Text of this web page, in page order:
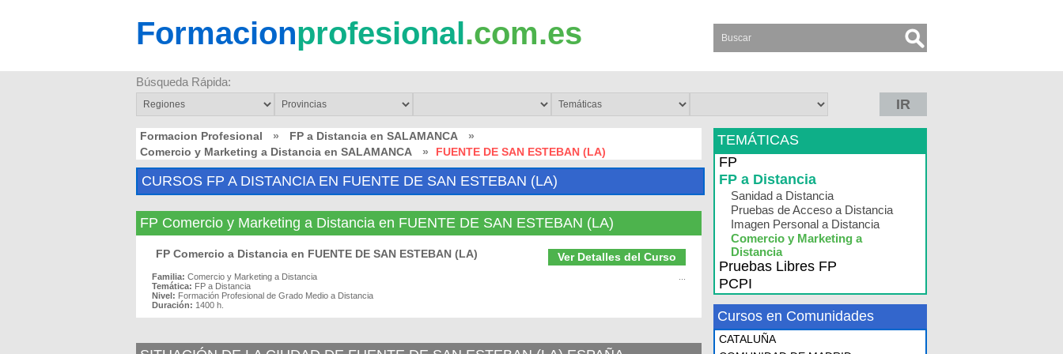
Formacionprofesional.com.es
Búsqueda Rápida:
IR
Formacion Profesional » FP a Distancia en SALAMANCA
»
Comercio y Marketing a Distancia en SALAMANCA
» FUENTE DE SAN ESTEBAN (LA)
CURSOS FP A DISTANCIA EN FUENTE DE SAN ESTEBAN (LA)
FP Comercio y Marketing a Distancia en FUENTE DE SAN ESTEBAN (LA)
Ver Detalles del Curso
FP Comercio a Distancia en FUENTE DE SAN ESTEBAN (LA)
Familia: Comercio y Marketing a Distancia
Temática: FP a Distancia
Nivel: Formación Profesional de Grado Medio a Distancia
Duración: 1400 h.
TEMÁTICAS
FP
FP a Distancia
Sanidad a Distancia
Pruebas de Acceso a Distancia
Imagen Personal a Distancia
Comercio y Marketing a
Distancia
Pruebas Libres FP
PCPI
Cursos en Comunidades
CATALUÑA